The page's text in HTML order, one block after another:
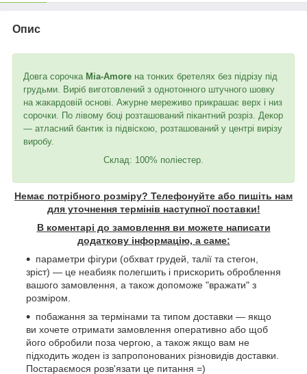
Опис
Довга сорочка Mia-Amore на тонких бретелях без підрізу під
грудьми. Виріб виготовлений з однотонного штучного шовку
на жакардовій основі. Ажурне мереживо прикрашає верх і низ
сорочки. По лівому боці розташований пікантний розріз. Декор
— атласний бантик із підвіскою, розташований у центрі вирізу
виробу.
Склад: 100% поліестер.
Немає потрібного розміру? Телефонуйте або пишіть нам
для уточнення термінів наступної поставки!
В коментарі до замовлення ви можете написати
додаткову інформацію, а саме:
параметри фігури (обхват грудей, талії та стегон,
зріст) — це неабияк полегшить і прискорить оброблення
вашого замовлення, а також допоможе "вражати" з
розміром.
побажання за термінами та типом доставки — якщо
ви хочете отримати замовлення оперативно або щоб
його обробили поза чергою, а також якщо вам не
підходить жоден із запропонованих різновидів доставки.
Постараємося розв'язати це питання =)